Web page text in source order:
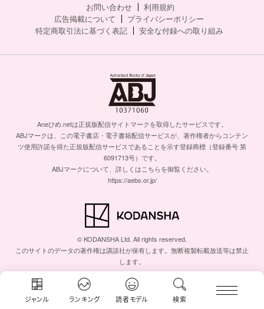
ジャンル ランキング 読者モデル 検索
お問い合わせ
利用規約
広告掲載について
プライバシーポリシー
特定商取引法に基づく表記
安全な付録への取り組み
Aneひめ.netは正規版配信サイトマークを取得したサービスです。
ABJマークは、この電子書店・電子書籍配信サービスが、著作権者からコンテン
ツ使用許諾を得た正規版配信サービスであることを示す登録商標（登録番号 第
6091713号）です。
ABJマークについて、詳しくはこちらを御覧ください。
https://aebs.or.jp/
© KODANSHA Ltd. All rights reserved.
このサイトのデータの著作権は講談社が保有します。無断複製転載放送等は禁止
します。